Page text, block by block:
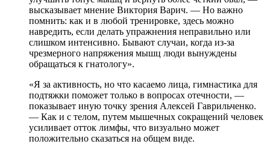
высказывает мнение Виктория Варич. — Но важно
помнить: как и в любой тренировке, здесь можно
навредить, если делать упражнения неправильно или
слишком интенсивно. Бывают случаи, когда из-за
чрезмерного напряжения мышц люди вынуждены
обращаться к гнатологу».
«Я за активность, но что касаемо лица, гимнастика для
подтяжки поможет только в вопросах отечности, —
показывает иную точку зрения Алексей Гаврильченко.
— Как и с телом, путем мышечных сокращений человек
усиливает отток лимфы, что визуально может
положительно сказаться на общем виде.